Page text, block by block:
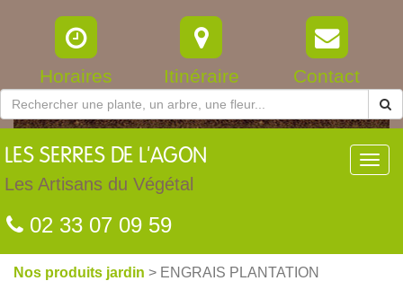
Horaires Itinéraire Contact
LES SERRES DE L'AGON
Les Artisans du Végétal
02 33 07 09 59
Nos produits jardin > ENGRAIS PLANTATION